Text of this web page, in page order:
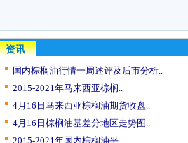
资讯
国内棕榈油行情一周述评及后市分析..
2015-2021年马来西亚棕榈..
4月16日马来西亚棕榈油期货收盘..
4月16日棕榈油基差分地区走势图..
2015-2021年国内棕榈油平..